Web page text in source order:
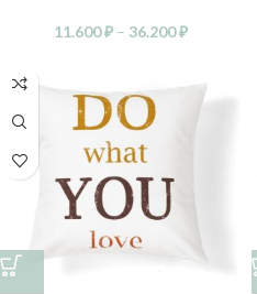
11.600₽ – 36.200₽